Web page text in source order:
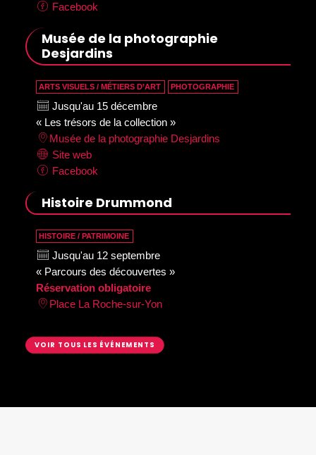
Facebook
Musée de la photographie
Desjardins
ARTS VISUELS / MÉTIERS D’ART PHOTOGRAPHIE
Jusqu'au 15 décembre
« Les trésors de la collection »
Musée de la photographie Desjardins
Site web
Facebook
Histoire Drummond
HISTOIRE / PATRIMOINE
Jusqu'au 12 septembre
« Parcours des découvertes »
Réservation obligatoire
Place La Roche-sur-Yon
VOIR TOUS LES ÉVÉNEMENTS